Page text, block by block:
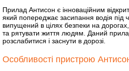
Прилад Антисон є інноваційним
який попереджає засипання водія під
випущений в цілях безпеки на
та рятувати життя людям. Даний
розслабитися і заснути в дорозі.
Особливості пристрою